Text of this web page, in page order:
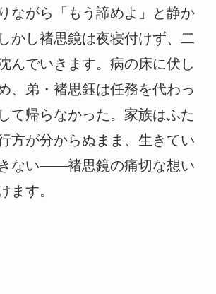
ながら「もう諦めよ」と静か
かし褚思鏡は夜寝付けず、二
んでいきます。病の床に伏し
、弟・褚思鈺は任務を代わっ
て帰らなかった。家族はふた
方が分からぬまま、生きてい
ない――褚思鏡の痛切な想い
ます。